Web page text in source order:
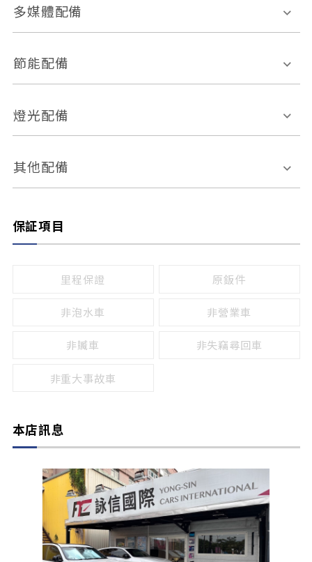
ABS防鎖死
車道偏離警示
自動停車系統 盲點偵測系統
倒車雷達
皮椅
無
有
多媒體配備
外部音源接入
節能配備
引擎啟閉系統
燈光配備
感應頭燈
頭燈光源
其他配備
保証項目
里程保證 原鈑件
非泡水車 非營業車
非贓車 非失竊尋回車
非重大事故車
本店訊息